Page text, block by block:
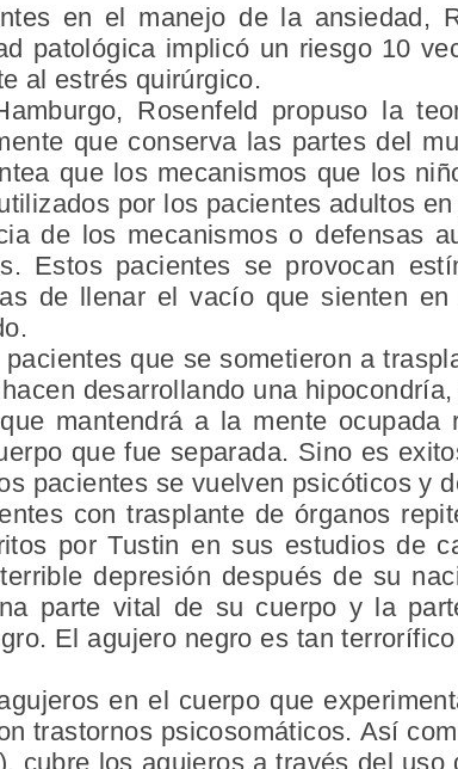
en el manejo de la ansiedad,
patológica implicó un riesgo 10
al estrés quirúrgico.
Rosenfeld propuso la
que conserva las partes del
que los mecanismos que los
por los pacientes adultos
de los mecanismos o defensas
Estos pacientes se provocan
de llenar el vacío que sienten
que se sometieron a
desarrollando una
mantendrá a la mente ocupada
que fue separada. Sino es
pacientes se vuelven psicóticos y
con trasplante de órganos
por Tustin en sus estudios de
depresión después de su
parte vital de su cuerpo y la
El agujero negro es tan
en el cuerpo que
trastornos psicosomáticos. Así
cubre los agujeros a través del uso